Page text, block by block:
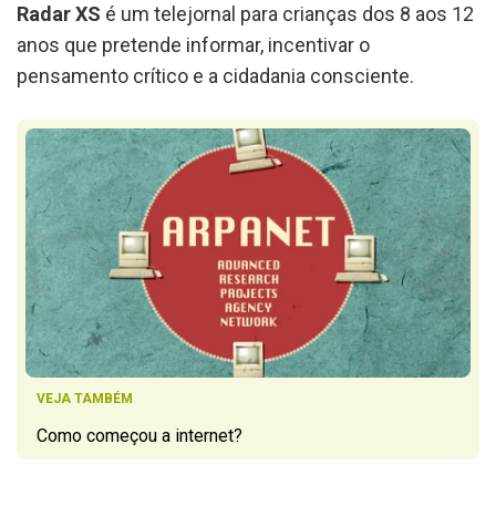
Radar XS é um telejornal para crianças dos 8 aos 12
anos que pretende informar, incentivar o
pensamento crítico e a cidadania consciente.
VEJA TAMBÉM
Como começou a internet?